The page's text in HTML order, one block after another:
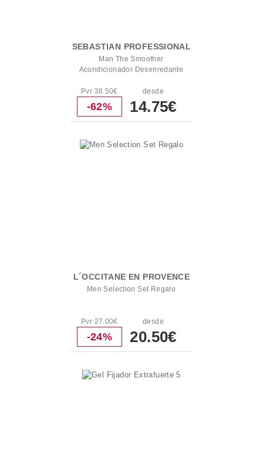
SEBASTIAN PROFESSIONAL
Man The Smoother
Acondicionador Desenredante
Pvr 38.50€
-62%
desde
14.75€
L´OCCITANE EN PROVENCE
Men Selection Set Regalo
Pvr 27.00€
-24%
desde
20.50€